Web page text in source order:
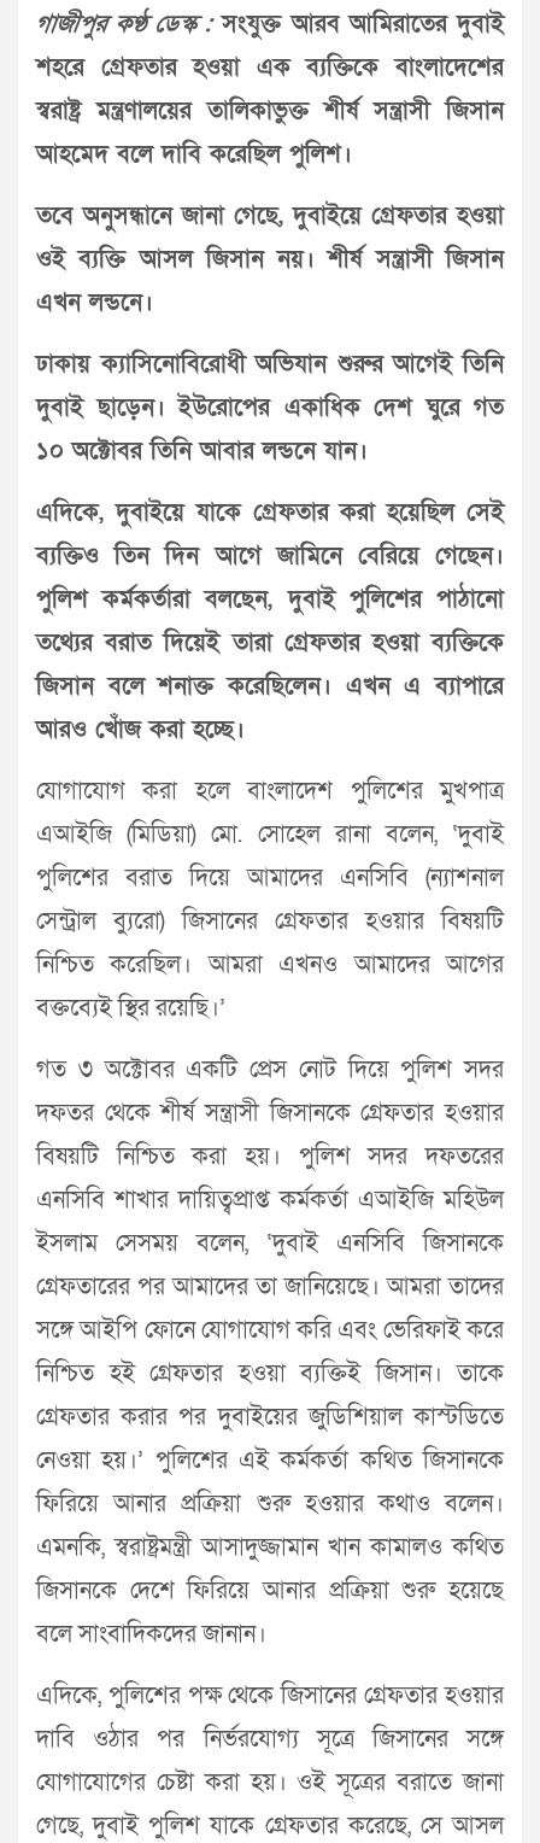
গাজীপুর কণ্ঠ ডেস্ক :সংযুক্ত আরব আমিরাতের দুবাই
শহরে গ্রেফতার হওয়া এক ব্যক্তিকে বাংলাদেশের
স্বরাষ্ট্র মন্ত্রণালয়ের তালিকাভুক্ত শীর্ষ সন্ত্রাসী জিসান
আহমেদ বলে দাবি করেছিল পুলিশ।
তবে অনুসন্ধানে জানা গেছে, দুবাইয়ে গ্রেফতার হওয়া
ওই ব্যক্তি আসল জিসান নয়। শীর্ষ সন্ত্রাসী জিসান
এখন লন্ডনে।
ঢাকায় ক্যাসিনোবিরোধী অভিযান শুরুর আগেই তিনি
দুবাই ছাড়েন। ইউরোপের একাধিক দেশ ঘুরে গত
১০ অক্টোবর তিনি আবার লন্ডনে যান।
এদিকে, দুবাইয়ে যাকে গ্রেফতার করা হয়েছিল সেই
ব্যক্তিও তিন দিন আগে জামিনে বেরিয়ে গেছেন।
পুলিশ কর্মকর্তারা বলছেন, দুবাই পুলিশের পাঠানো
তথ্যের বরাত দিয়েই তারা গ্রেফতার হওয়া ব্যক্তিকে
জিসান বলে শনাক্ত করেছিলেন। এখন এ ব্যাপারে
আরও খোঁজ করা হচ্ছে।
যোগাযোগ করা হলে বাংলাদেশ পুলিশের মুখপাত্র
এআইজি (মিডিয়া) মো. সোহেল রানা বলেন, ‘দুবাই
পুলিশের বরাত দিয়ে আমাদের এনসিবি (ন্যাশনাল
সেন্ট্রাল ব্যুরো) জিসানের গ্রেফতার হওয়ার বিষয়টি
নিশ্চিত করেছিল। আমরা এখনও আমাদের আগের
বক্তব্যেই স্থির রয়েছি।’
গত ৩ অক্টোবর একটি প্রেস নোট দিয়ে পুলিশ সদর
দফতর থেকে শীর্ষ সন্ত্রাসী জিসানকে গ্রেফতার হওয়ার
বিষয়টি নিশ্চিত করা হয়। পুলিশ সদর দফতরের
এনসিবি শাখার দায়িত্বপ্রাপ্ত কর্মকর্তা এআইজি মহিউল
ইসলাম সেসময় বলেন, ‘দুবাই এনসিবি জিসানকে
গ্রেফতারের পর আমাদের তা জানিয়েছে। আমরা তাদের
সঙ্গে আইপি ফোনে যোগাযোগ করি এবং ভেরিফাই করে
নিশ্চিত হই গ্রেফতার হওয়া ব্যক্তিই জিসান। তাকে
গ্রেফতার করার পর দুবাইয়ের জুডিশিয়াল কাস্টডিতে
নেওয়া হয়।’ পুলিশের এই কর্মকর্তা কথিত জিসানকে
ফিরিয়ে আনার প্রক্রিয়া শুরু হওয়ার কথাও বলেন।
এমনকি, স্বরাষ্ট্রমন্ত্রী আসাদুজ্জামান খান কামালও কথিত
জিসানকে দেশে ফিরিয়ে আনার প্রক্রিয়া শুরু হয়েছে
বলে সাংবাদিকদের জানান।
এদিকে, পুলিশের পক্ষ থেকে জিসানের গ্রেফতার হওয়ার
দাবি ওঠার পর নির্ভরযোগ্য সূত্রে জিসানের সঙ্গে
যোগাযোগের চেষ্টা করা হয়। ওই সূত্রের বরাতে জানা
গেছে, দুবাই পুলিশ যাকে গ্রেফতার করেছে, সে আসল